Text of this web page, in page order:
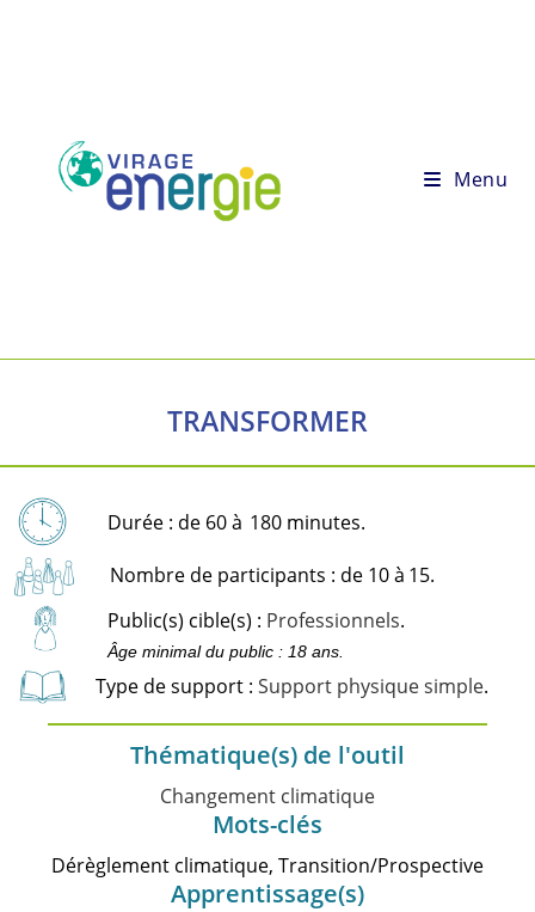
Menu
TRANSFORMER
Durée : de 60 à 180 minutes.
Nombre de participants : de 10 à 15.
Public(s) cible(s) : Professionnels.
Âge minimal du public : 18 ans.
Type de support : Support physique simple.
Thématique(s) de l'outil
Changement climatique
Mots-clés
Dérèglement climatique, Transition/Prospective
Apprentissage(s)